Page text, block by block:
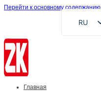
Перейти к основному содержанию
RU
EN
Главная